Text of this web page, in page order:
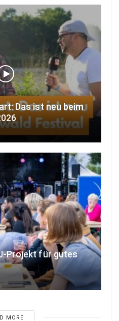
Das ist neu beim
Projekt für gutes
MORE